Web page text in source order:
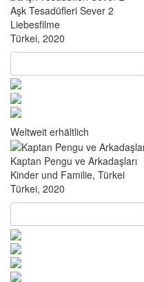
Aşk Tesadüfleri Sever 2
Liebesfilme
Türkei, 2020
Weltweit erhältlich
Kaptan Pengu ve Arkadaşları
Kinder und Familie, Türkei
Türkei, 2020